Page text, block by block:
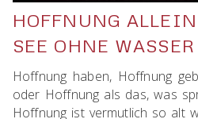
HOFFNUNG
SEE OHNE WASSER
Hoffnung haben, Hoffnung
oder Hoffnung als das, was
Hoffnung ist vermutlich so alt